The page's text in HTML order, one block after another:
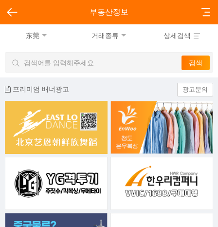
부동산정보
东莞 거래종류 상세검색
프리미엄 배너광고 광고문의